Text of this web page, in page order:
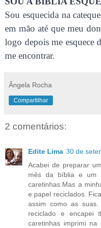
Sou esquecida na
em mão até que meu
logo depois me esquece
me encontrar.
Ângela Rocha
Compartilhar
2 comentários:
Edite Lima 30 de
Acabei de preparar
mês da bíblia e um
caretinhas.Mas a
e papel reciclados.
assim como as
reciclado e encapei
caretinhas imprimi